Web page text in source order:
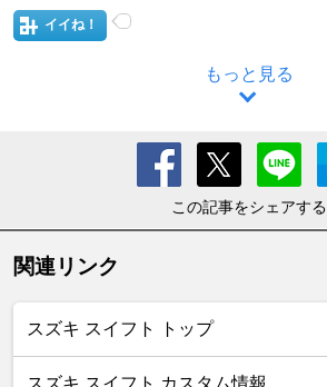
イイね！
もっと見る
この記事をシェアする
関連リンク
スズキ スイフト トップ
スズキ スイフト カスタム情報